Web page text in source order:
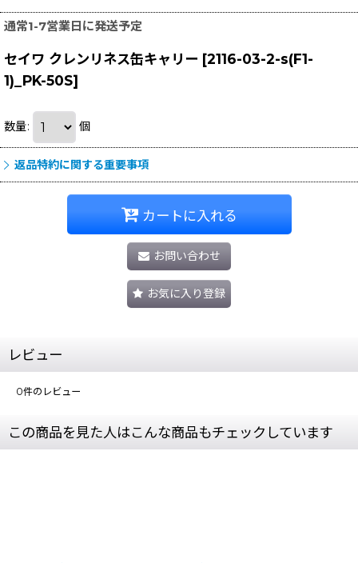
通常1-7営業日に発送予定
セイワ クレンリネス缶キャリー [2116-03-2-s(F1-
1)_PK-50S]
数量: 個
返品特約に関する重要事項
カートに入れる
お問い合わせ
お気に入り登録
レビュー
0件のレビュー
この商品を見た人はこんな商品もチェックしています